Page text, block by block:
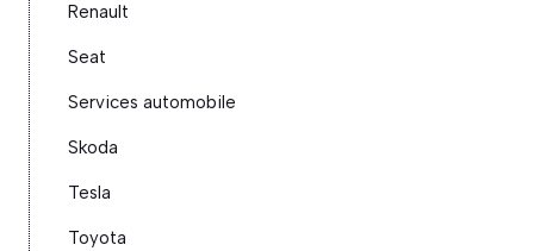
Renault
Seat
Services automobile
Skoda
Tesla
Toyota